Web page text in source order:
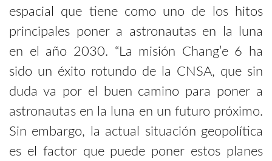
espacial que tiene como uno de los hitos
principales poner a astronautas en la luna
en el año 2030. “La misión Chang’e 6 ha
sido un éxito rotundo de la CNSA, que sin
duda va por el buen camino para poner a
astronautas en la luna en un futuro próximo.
Sin embargo, la actual situación geopolítica
es el factor que puede poner estos planes